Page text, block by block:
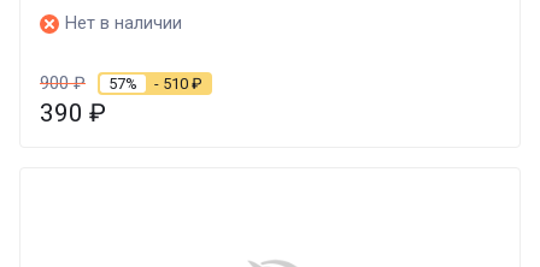
Нет в наличии
900₽ 57% - 510 ₽
390 ₽